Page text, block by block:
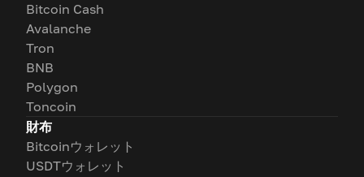
Bitcoin Cash
Avalanche
Tron
BNB
Polygon
Toncoin
財布
Bitcoinウォレット
USDTウォレット